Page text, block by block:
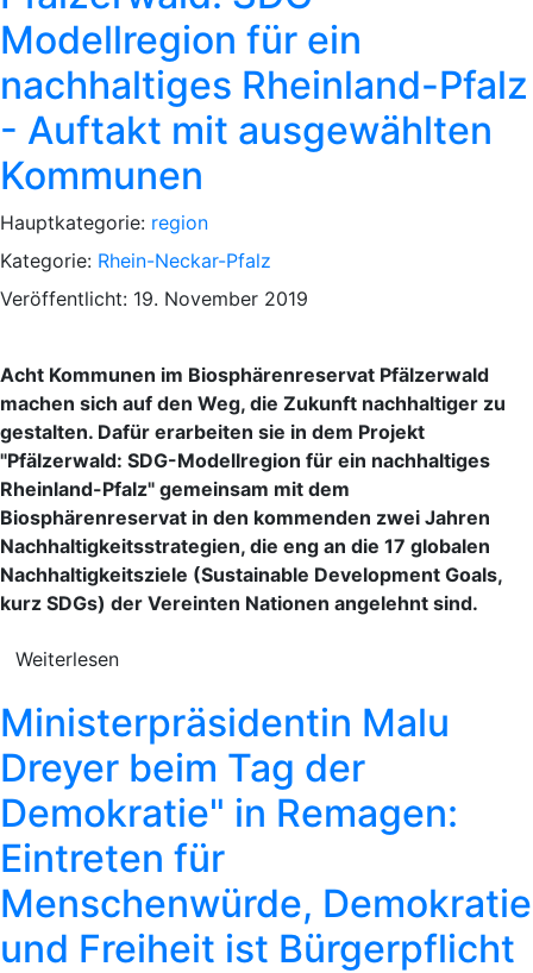
Modellregion für ein
nachhaltiges Rheinland-Pfalz
- Auftakt mit ausgewählten
Kommunen
Hauptkategorie: region
Kategorie: Rhein-Neckar-Pfalz
Veröffentlicht: 19. November 2019
Acht Kommunen im Biosphärenreservat Pfälzerwald
machen sich auf den Weg, die Zukunft nachhaltiger zu
gestalten. Dafür erarbeiten sie in dem Projekt
"Pfälzerwald: SDG-Modellregion für ein nachhaltiges
Rheinland-Pfalz" gemeinsam mit dem
Biosphärenreservat in den kommenden zwei Jahren
Nachhaltigkeitsstrategien, die eng an die 17 globalen
Nachhaltigkeitsziele (Sustainable Development Goals,
kurz SDGs) der Vereinten Nationen angelehnt sind.
Weiterlesen
Ministerpräsidentin Malu
Dreyer beim Tag der
Demokratie" in Remagen:
Eintreten für
Menschenwürde, Demokratie
und Freiheit ist Bürgerpflicht